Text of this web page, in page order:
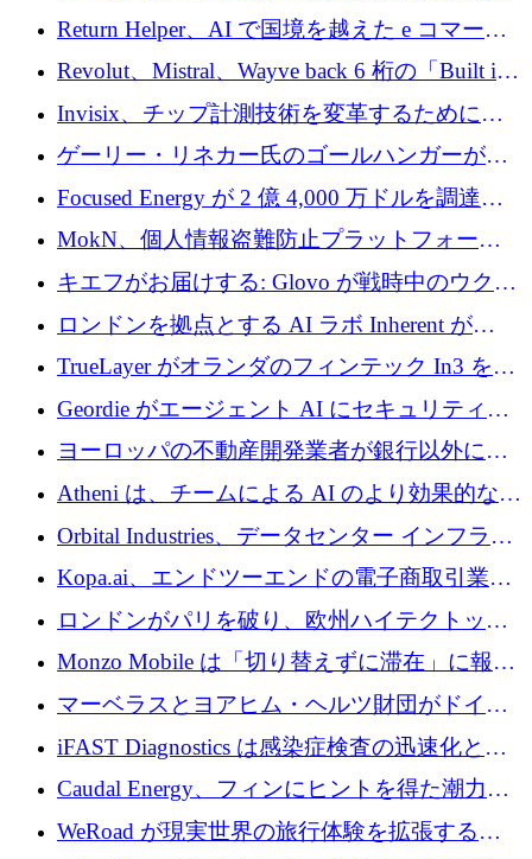
そしてベルリンのチップスタートアップがそ
れを埋める
Return Helper、AI で国境を越えた e コマース
の返品を利益に変えるシリーズ A で 400 万ド
ルを調達
Revolut、Mistral、Wayve back 6 桁の「Built in
Europe」キャンペーン
Invisix、チップ計測技術を変革するために
2,000 万ユーロのシードラウンドを完了
ゲーリー・リネカー氏のゴールハンガーがVC
事業を開始
Focused Energy が 2 億 4,000 万ドルを調達、
TrueLayer が In3 を買収、ロンドンが首位の座
MokN、個人情報盗難防止プラットフォーム
の成長のためにシリーズ A で 1,500 万ドルを
調達
キエフがお届けする: Glovo が戦時中のウクラ
イナで最も急速に成長する市場の 1 つをどの
ように拡大したか
ロンドンを拠点とする AI ラボ Inherent が
5,000 万ドルの資金調達でステルスから浮上
TrueLayer がオランダのフィンテック In3 を買
収、チェックアウト時にクレジットを提供
Geordie がエージェント AI にセキュリティと
ガバナンスをもたらすために 3,000 万ドルを
ヨーロッパの不動産開発業者が銀行以外にも
目を向けているため、InRentoの資金調達額は
1億ユーロを突破
Atheni は、チームによる AI のより効果的な使
用を支援するために 35 万ポンドを確保
Orbital Industries、データセンター インフラス
トラクチャ システムの拡張に 5,000 万ドルを
確保
Kopa.ai、エンドツーエンドの電子商取引業務
用の AI エージェントを構築するために 200
万ユーロを調達
ロンドンがパリを破り、欧州ハイテクトップ
の座を奪還
Monzo Mobile は「切り替えずに滞在」に報酬
を与える
マーベラスとヨアヒム・ヘルツ財団がドイツ
の商業化ギャップを埋めるために2,000万ユー
ロのディープテック基金を立ち上げる
iFAST Diagnostics は感染症検査の迅速化と抗
菌薬耐性への取り組みに 500 万ポンドを寄付
Caudal Energy、フィンにヒントを得た潮力発
電技術の規模拡大に向けて 430 万ポンドを調
WeRoad が現実世界の旅行体験を拡張するた